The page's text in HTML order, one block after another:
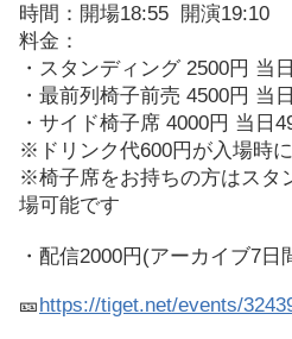
時間：開場18:55 開演19:10
料金：
・スタンディング 2500円 当
・最前列椅子前売 4500円 当
・サイド椅子席 4000円 当日
※ドリンク代600円が入場時に
※椅子席をお持ちの方はスタ
場可能です
・配信2000円(アーカイブ7日
🎫https://tiget.net/events/